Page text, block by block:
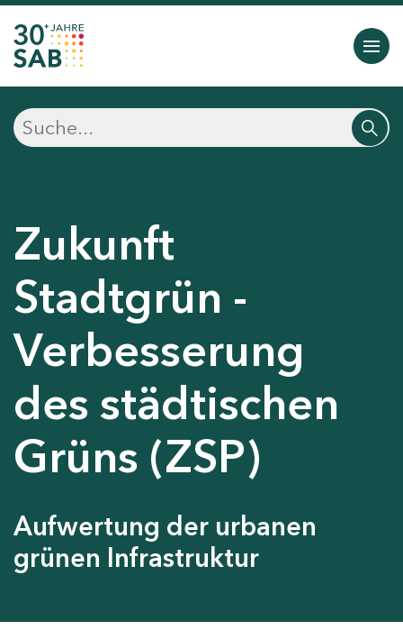
Zukunft
Stadtgrün -
Verbesserung
des städtischen
Grüns (ZSP)
Aufwertung der urbanen
grünen Infrastruktur